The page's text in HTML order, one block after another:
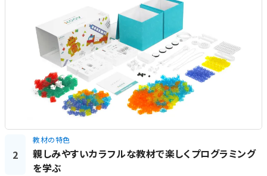
2
教材の特色
親しみやすいカラフルな教材で楽しくプログラミング
を学ぶ